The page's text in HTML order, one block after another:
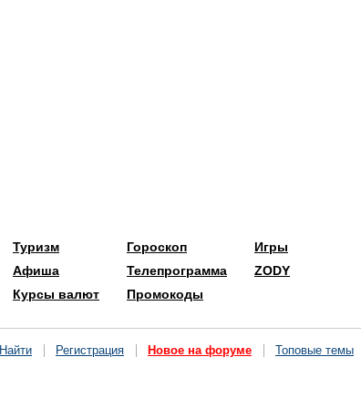
Туризм
Афиша
Курсы валют
Гороскоп
Телепрограмма
Промокоды
Игры
ZODY
Найти Регистрация Новое на форуме Топовые темы